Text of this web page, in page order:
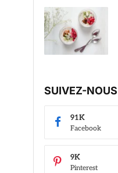
SUIVEZ-NOUS
Facebook
91K
Pinterest
9K